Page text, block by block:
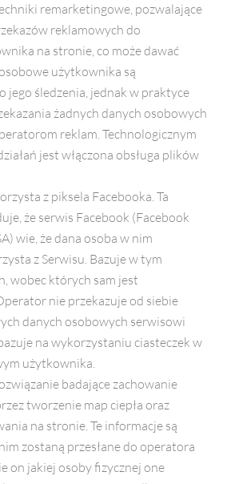
remarketingowe, pozwalające
reklamowych do
na stronie, co może dawać
użytkownika są
jego śledzenia, jednak w praktyce
żadnych danych osobowych
reklam. Technologicznym
jest włączona obsługa plików
z piksela Facebooka. Ta
że serwis Facebook (Facebook
wie, że dana osoba w nim
z Serwisu. Bazuje w tym
wobec których sam jest
nie przekazuje od siebie
danych osobowych serwisowi
na wykorzystaniu ciasteczek w
użytkownika.
badające zachowanie
tworzenie map ciepła oraz
na stronie. Te informacje są
zostaną przesłane do operatora
on jakiej osoby fizycznej one